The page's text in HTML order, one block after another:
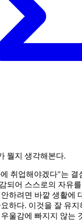
뭘지 생각해본다.
취업해야겠다"는 결
되어 스스로의 자유
하려면 바깥 생활에
하다. 이것을 잘 유
울감에 빠지지 않는